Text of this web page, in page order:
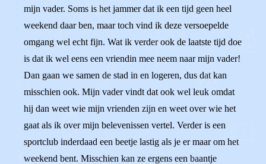
mijn vader. Soms is het jammer dat ik een tijd geen heel
weekend daar ben, maar toch vind ik deze versoepelde
omgang wel echt fijn. Wat ik verder ook de laatste tijd doe
is dat ik wel eens een vriendin mee neem naar mijn vader!
Dan gaan we samen de stad in en logeren, dus dat kan
misschien ook. Mijn vader vindt dat ook wel leuk omdat
hij dan weet wie mijn vrienden zijn en weet over wie het
gaat als ik over mijn belevenissen vertel. Verder is een
sportclub inderdaad een beetje lastig als je er maar om het
weekend bent. Misschien kan ze ergens een baantje